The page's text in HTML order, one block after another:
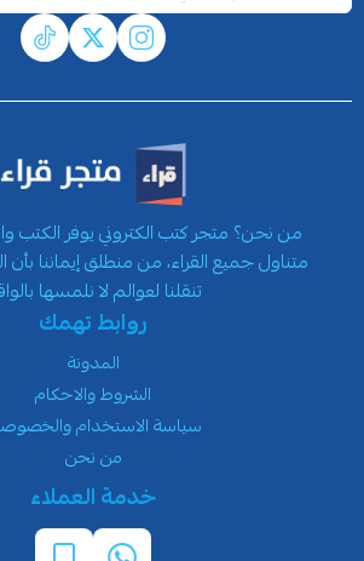
من نحن؟ متجر كتب الكتروني يوفر الكتب
متناول جميع القراء، من منطلق إيماننا بأن
تنقلنا لعوالم لا نلمسها بالواقع.
روابط تهمك
المدونة
الشروط والاحكام
سياسة الاستخدام والخصوصية
من نحن
خدمة العملاء